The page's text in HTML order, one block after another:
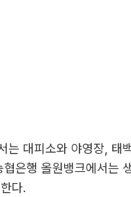
는 대피소와 야영장, 태
협은행 올원뱅크에서는
다.